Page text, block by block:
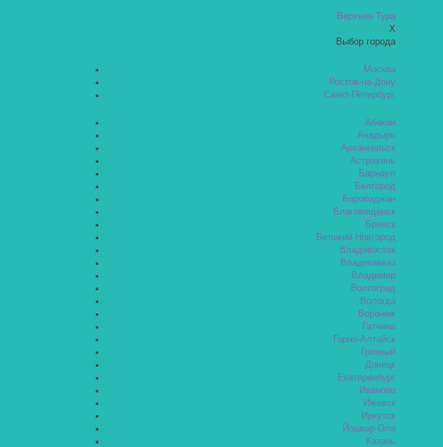
Верхняя Тура
X
Выбор города
Москва
Ростов-на-Дону
Санкт-Петербург
Абакан
Анадырь
Архангельск
Астрахань
Барнаул
Белгород
Биробиджан
Благовещенск
Брянск
Великий Новгород
Владивосток
Владикавказ
Владимир
Волгоград
Вологда
Воронеж
Гатчина
Горно-Алтайск
Грозный
Донецк
Екатеринбург
Иваново
Ижевск
Иркутск
Йошкар-Ола
Казань